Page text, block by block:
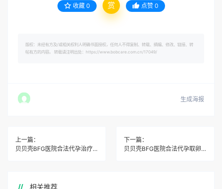
收藏 0 赏 点赞 0
版权：未经有方及/或相关权利人明确书面授权，任何人不得复制、转载、摘编、修改、链接、转
帖有方的内容。 转载请注明出处：https://www.bobcare.com.cn/17049/
生成海报
上一篇：
贝贝壳BFG医院合法代孕治疗中的饮食建议
下一篇：
贝贝壳BFG医院合法代孕取卵后注意事项
相关推荐